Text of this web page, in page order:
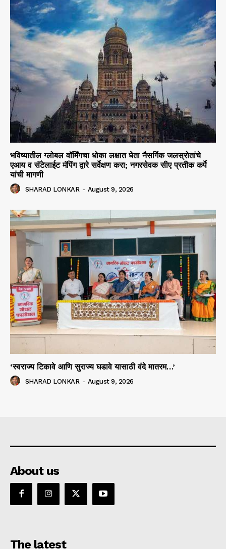
भविष्यातील ग्लोबल वॉर्मिंगचा धोका लक्षात घेता नैसर्गिक जलस्रोतांचे
एआय व सॅटेलाईट मॅपिंग द्वारे सर्वेक्षण करा; नगरसेवक सीए प्रतीक कर्पे
यांची मागणी
SHARAD LONKAR - August 9, 2026
‘स्वराज्य टिकावे आणि सुराज्य घडावे यासाठी वंदे मातरम…’
SHARAD LONKAR - August 9, 2026
About us
The latest